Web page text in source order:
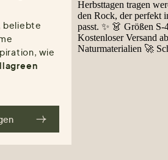
beliebte
wie